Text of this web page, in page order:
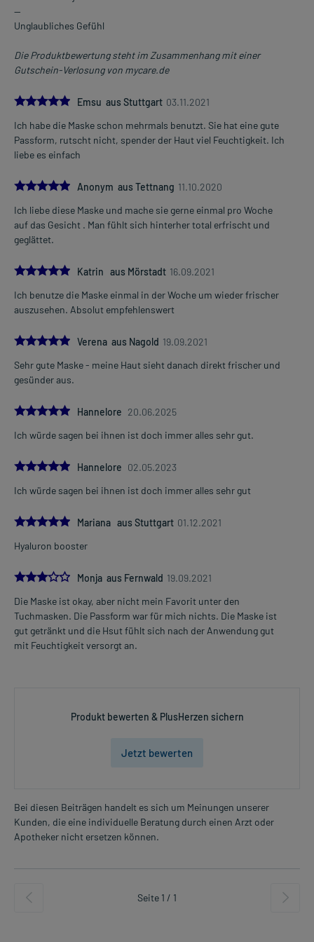
--
Unglaubliches Gefühl
Die Produktbewertung steht im Zusammenhang mit einer
Gutschein-Verlosung von mycare.de
5.0
Emsu aus Stuttgart 03.11.2021
Ich habe die Maske schon mehrmals benutzt. Sie hat eine gute
Passform, rutscht nicht, spender der Haut viel Feuchtigkeit. Ich
liebe es einfach
5.0Anonym aus Tettnang 11.10.2020
Ich liebe diese Maske und mache sie gerne einmal pro Woche
auf das Gesicht . Man fühlt sich hinterher total erfrischt und
geglättet.
5.0
Katrin aus Mörstadt 16.09.2021
Ich benutze die Maske einmal in der Woche um wieder frischer
auszusehen. Absolut empfehlenswert
5.0
Verena aus Nagold 19.09.2021
Sehr gute Maske - meine Haut sieht danach direkt frischer und
gesünder aus.
5.0
Hannelore 20.06.2025
Ich würde sagen bei ihnen ist doch immer alles sehr gut.
5.0
Hannelore 02.05.2023
Ich würde sagen bei ihnen ist doch immer alles sehr gut
5.0
Mariana aus Stuttgart 01.12.2021
Hyaluron booster
3.0
Monja aus Fernwald 19.09.2021
Die Maske ist okay, aber nicht mein Favorit unter den
Tuchmasken. Die Passform war für mich nichts. Die Maske ist
gut getränkt und die Hsut fühlt sich nach der Anwendung gut
mit Feuchtigkeit versorgt an.
Produkt bewerten & PlusHerzen sichern
Jetzt bewerten
Bei diesen Beiträgen handelt es sich um Meinungen unserer
Kunden, die eine individuelle Beratung durch einen Arzt oder
Apotheker nicht ersetzen können.
Seite 1 / 1